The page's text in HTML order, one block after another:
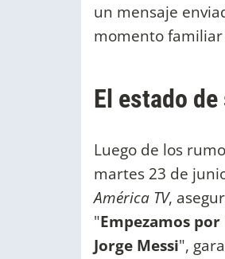
un mensaje
momento
El estado
Luego de los
martes 23 de
América TV,
"Empezamos
Jorge Messi",